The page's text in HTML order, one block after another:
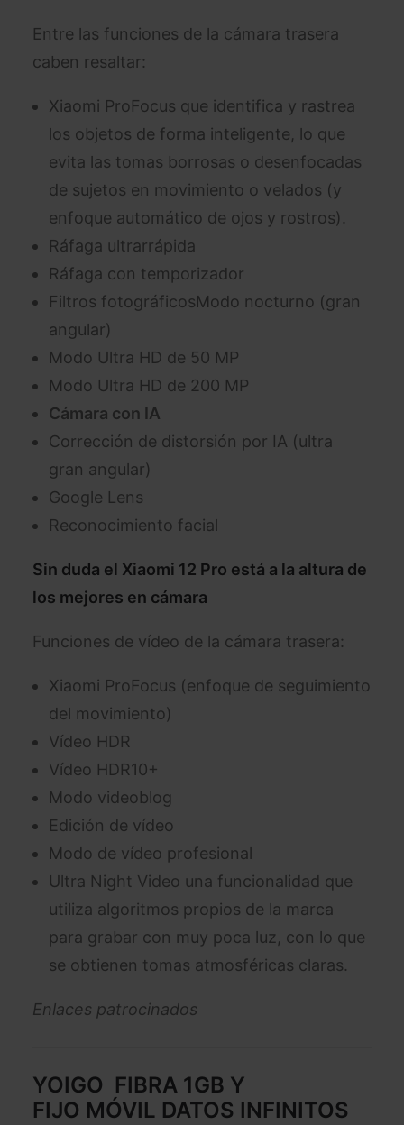
Entre las funciones de la cámara trasera
caben resaltar:
Xiaomi ProFocus que identifica y rastrea
los objetos de forma inteligente, lo que
evita las tomas borrosas o desenfocadas
de sujetos en movimiento o velados (y
enfoque automático de ojos y rostros).
Ráfaga ultrarrápida
Ráfaga con temporizador
Filtros fotográficosModo nocturno (gran
angular)
Modo Ultra HD de 50 MP
Modo Ultra HD de 200 MP
Cámara con IA
Corrección de distorsión por IA (ultra
gran angular)
Google Lens
Reconocimiento facial
Sin duda el Xiaomi 12 Pro está a la altura de
los mejores en cámara
Funciones de vídeo de la cámara trasera:
Xiaomi ProFocus (enfoque de seguimiento
del movimiento)
Vídeo HDR
Vídeo HDR10+
Modo videoblog
Edición de vídeo
Modo de vídeo profesional
Ultra Night Video una funcionalidad que
utiliza algoritmos propios de la marca
para grabar con muy poca luz, con lo que
se obtienen tomas atmosféricas claras.
Enlaces patrocinados
YOIGO FIBRA 1GB Y
FIJO MÓVIL DATOS INFINITOS